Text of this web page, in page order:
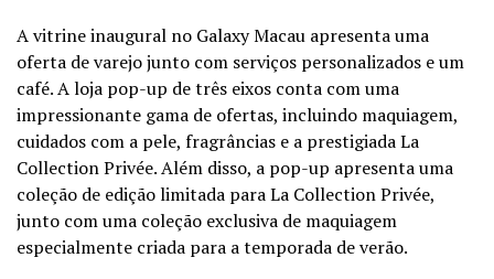
A vitrine inaugural no Galaxy Macau apresenta uma
oferta de varejo junto com serviços personalizados e um
café. A loja pop-up de três eixos conta com uma
impressionante gama de ofertas, incluindo maquiagem,
cuidados com a pele, fragrâncias e a prestigiada La
Collection Privée. Além disso, a pop-up apresenta uma
coleção de edição limitada para La Collection Privée,
junto com uma coleção exclusiva de maquiagem
especialmente criada para a temporada de verão.